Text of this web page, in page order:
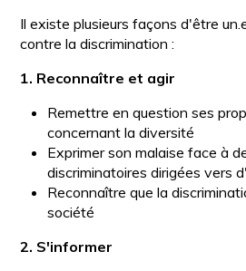
Il existe plusieurs façons d'être
contre la discrimination :
1. Reconnaître et agir
Remettre en question ses
concernant la diversité
Exprimer son malaise face à
discriminatoires dirigées vers
Reconnaître que la
société
2. S'informer